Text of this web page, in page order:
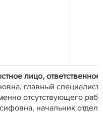
лицо,
главный
отсутствующего
начальник